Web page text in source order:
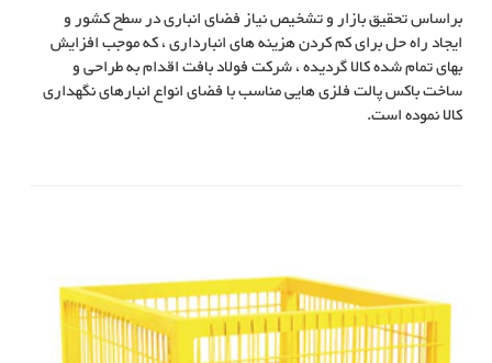
براساس تحقیق بازار و تشخیص نیاز فضای انباری در سطح کشور و
ایجاد راه حل برای کم کردن هزینه های انبارداری ، که موجب افزایش
بهای تمام شده کالا گردیده ، شرکت فولاد بافت اقدام به طراحی و
ساخت باکس پالت فلزی هایی مناسب با فضای انواع انبارهای نگهداری
کالا نموده است.